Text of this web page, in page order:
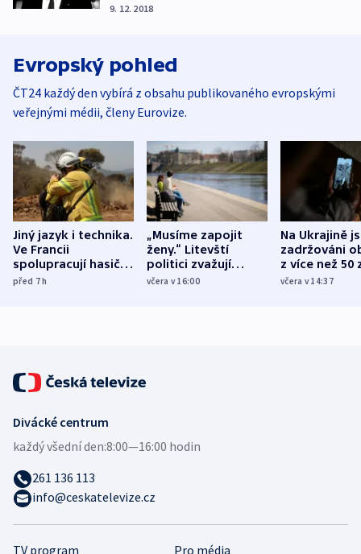
9. 12. 2018
Evropský pohled
ČT24 každý den vybírá z obsahu publikovaného evropskými
veřejnými médii, členy Eurovize.
Jiný jazyk i technika.
Ve Francii
spolupracují hasiči z
různých zemí
před 7h
„Musíme zapojit
ženy.“ Litevští
politici zvažují
dohodu o
včera v 16:00
Na Ukrajině
zadržováni
z více než 50
Bojovali na
včera v 14:37
TV program Pro média
Divácké centrum
každý všední den:8:00—16:00 hodin
261 136 113
info@ceskatelevize.cz